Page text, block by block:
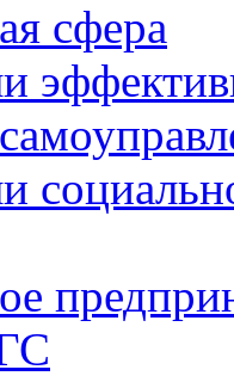
сфера